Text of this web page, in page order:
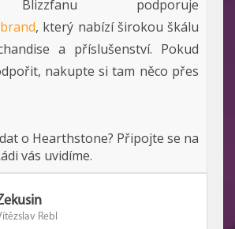
podporuje
, který nabízí širokou škálu
a příslušenství. Pokud
nakupte si tam něco přes
o Hearthstone? Připojte se na
vás uvidíme.
Rebl